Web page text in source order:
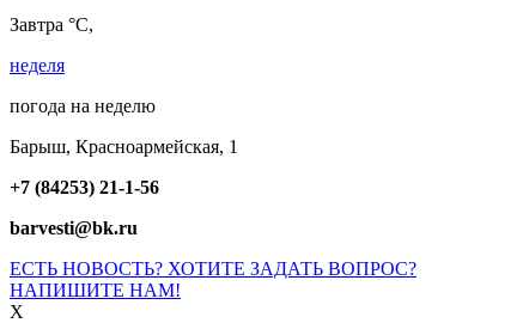
Завтра °C,
неделя
погода на неделю
Барыш, Красноармейская, 1
+7 (84253) 21-1-56
barvesti@bk.ru
ЕСТЬ НОВОСТЬ? ХОТИТЕ ЗАДАТЬ ВОПРОС?
НАПИШИТЕ НАМ!
X